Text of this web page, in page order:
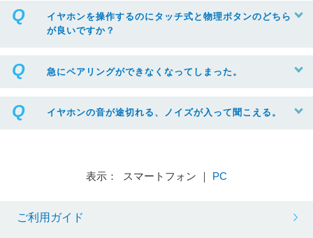
イヤホンを操作するのにタッチ式と物理ボタンのどちら
が良いですか？
急にペアリングができなくなってしまった。
イヤホンの音が途切れる、ノイズが入って聞こえる。
表示： スマートフォン ｜ PC
ご利用ガイド